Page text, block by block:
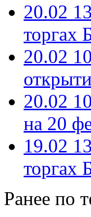
20.02
торгах
20.02
20.02
на 20
19.02
торгах
Ранее по